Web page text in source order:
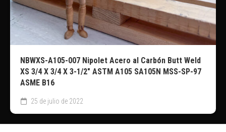
NBWXS-A105-007 Nipolet Acero al Carbón Butt Weld
XS 3/4 X 3/4 X 3-1/2″ ASTM A105 SA105N MSS-SP-97
ASME B16
25 de julio de 2022